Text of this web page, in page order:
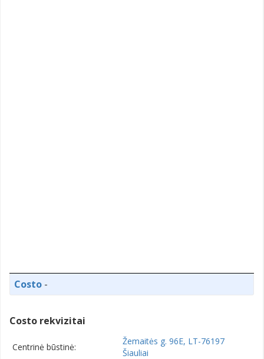
Costo -
Costo rekvizitai
Centrinė būstinė:
Žemaitės g. 96E, LT-76197
Šiauliai